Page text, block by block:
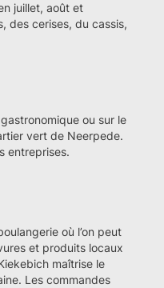
juillet, août et
des cerises, du cassis,
ou sur le
vert de Neerpede.
entreprises.
où l’on peut
et produits locaux
maîtrise le
Les commandes